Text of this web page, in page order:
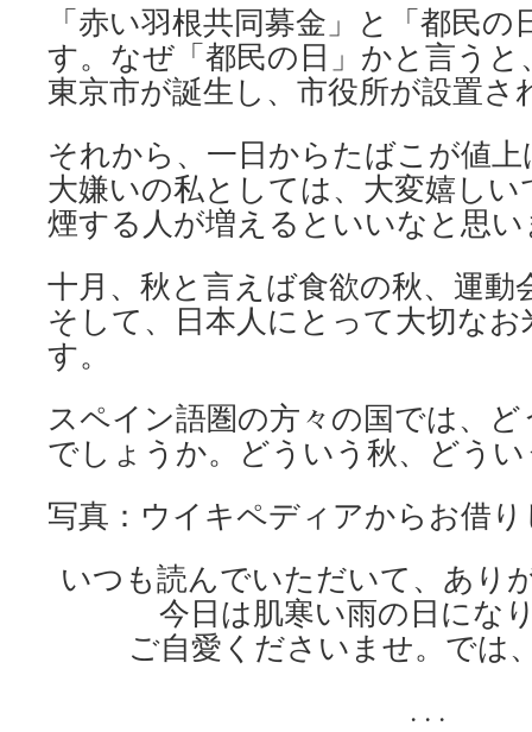
「赤い羽根共同募金」と「都民
す。なぜ「都民の日」かと言うと
東京市が誕生し、市役所が設置
それから、一日からたばこが値
大嫌いの私としては、大変嬉し
煙する人が増えるといいなと思
十月、秋と言えば食欲の秋、運
そして、日本人にとって大切な
す。
スペイン語圏の方々の国では、
でしょうか。どういう秋、どう
写真：ウイキペディアからお借
いつも読んでいただいて、あり
今日は肌寒い雨の日にな
ご自愛くださいませ。で
. . .